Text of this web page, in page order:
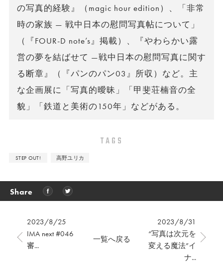
の写真的経験』（magic hour edition）、「非常
時の家族 — 戦中日本の慰問写真帖について」
（『FOUR-D note’s』掲載）、『やわらかい露
営の夢を結ばせて —戦中日本の慰問写真に関す
る断章』（『パンのパン03』所収）など。主
な企画展に「写真的曖昧」「甲斐荘楠音の全
貌」「鉄道と美術の150年」などがある。
TAGS
STEP OUT! 高野ユリカ
Share
2023/8/25
IMA next #046
審...
2023/8/31
“写真は次元を
変える魔法”イ
ナ...
一覧へ戻る